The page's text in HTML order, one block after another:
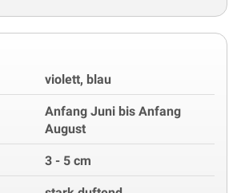
violett, blau
Anfang Juni bis Anfang
August
3 - 5 cm